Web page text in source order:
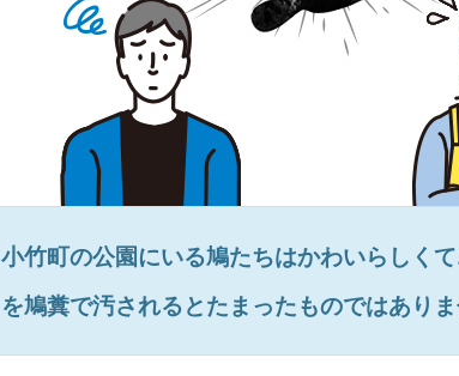
小竹町の公園にいる鳩たちはかわいらしく
を鳩糞で汚されるとたまったものではあり